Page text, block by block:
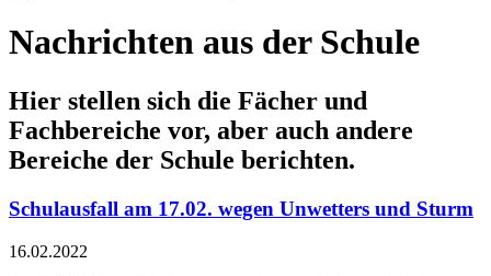
Nachrichten aus der Schule
Hier stellen sich die Fächer und
Fachbereiche vor, aber auch andere
Bereiche der Schule berichten.
Schulausfall am 17.02. wegen Unwetters und Sturm
16.02.2022